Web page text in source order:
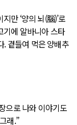
만 ‘양의 뇌(腦)’로
기에 알바니아 스타
. 곁들여 먹은 양배추
으로 나와 이야기도
래.”